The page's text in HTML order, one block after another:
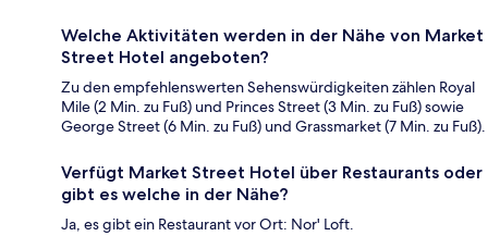
Welche Aktivitäten werden in der Nähe von Market
Street Hotel angeboten?
Zu den empfehlenswerten Sehenswürdigkeiten zählen Royal
Mile (2 Min. zu Fuß) und Princes Street (3 Min. zu Fuß) sowie
George Street (6 Min. zu Fuß) und Grassmarket (7 Min. zu Fuß).
Verfügt Market Street Hotel über Restaurants oder
gibt es welche in der Nähe?
Ja, es gibt ein Restaurant vor Ort: Nor' Loft.